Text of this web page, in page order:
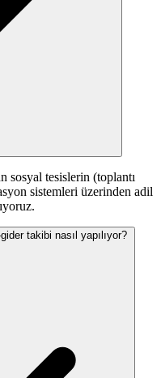
tesislerin (toplantı
sistemleri üzerinden adil
takibi nasıl yapılıyor?